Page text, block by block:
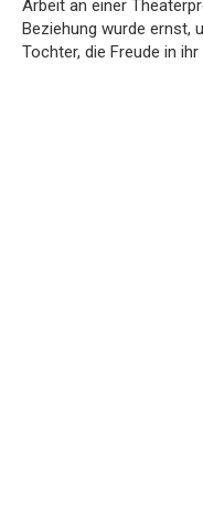
Arbeit an einer
Beziehung wurde ernst,
Tochter, die Freude in